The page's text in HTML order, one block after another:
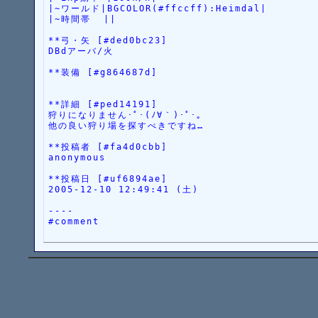
|~ワールド|BGCOLOR(#ffccff):Heimdal|
|~時間帯  ||
**弓・矢 [#ded0bc23]
DBdアーバ/火
**装備 [#g864687d]
**詳細 [#ped14191]
狩りになりません･ﾟ･(ﾉ∀｀)･ﾟ･｡
他の良い狩り場を探すべきですね…
**投稿者 [#fa4d0cbb]
anonymous
**投稿日 [#uf6894ae]
2005-12-10 12:49:41 (土)
----
#comment